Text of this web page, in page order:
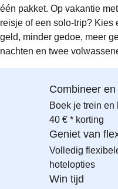
één pakket. Op vakantie
reisje of een solo-trip? Kies
geld, minder gedoe, meer
nachten en twee
Combineer
Boek je trein en
40 € * korting
Geniet van
Volledig
hotelopties
Win tijd